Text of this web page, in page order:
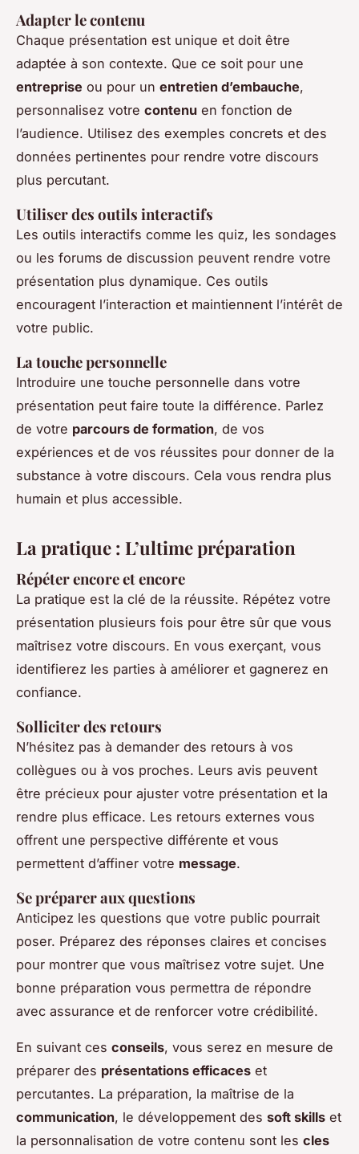
Adapter le contenu
Chaque présentation est unique et doit être
adaptée à son contexte. Que ce soit pour une
entreprise ou pour un entretien d’embauche,
personnalisez votre contenu en fonction de
l’audience. Utilisez des exemples concrets et des
données pertinentes pour rendre votre discours
plus percutant.
Utiliser des outils interactifs
Les outils interactifs comme les quiz, les sondages
ou les forums de discussion peuvent rendre votre
présentation plus dynamique. Ces outils
encouragent l’interaction et maintiennent l’intérêt de
votre public.
La touche personnelle
Introduire une touche personnelle dans votre
présentation peut faire toute la différence. Parlez
de votre parcours de formation, de vos
expériences et de vos réussites pour donner de la
substance à votre discours. Cela vous rendra plus
humain et plus accessible.
La pratique : L’ultime préparation
Répéter encore et encore
La pratique est la clé de la réussite. Répétez votre
présentation plusieurs fois pour être sûr que vous
maîtrisez votre discours. En vous exerçant, vous
identifierez les parties à améliorer et gagnerez en
confiance.
Solliciter des retours
N’hésitez pas à demander des retours à vos
collègues ou à vos proches. Leurs avis peuvent
être précieux pour ajuster votre présentation et la
rendre plus efficace. Les retours externes vous
offrent une perspective différente et vous
permettent d’affiner votre message.
Se préparer aux questions
Anticipez les questions que votre public pourrait
poser. Préparez des réponses claires et concises
pour montrer que vous maîtrisez votre sujet. Une
bonne préparation vous permettra de répondre
avec assurance et de renforcer votre crédibilité.
En suivant ces conseils, vous serez en mesure de
préparer des présentations efficaces et
percutantes. La préparation, la maîtrise de la
communication, le développement des soft skills et
la personnalisation de votre contenu sont les cles